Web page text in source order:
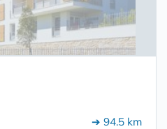
➔ 94.5 km